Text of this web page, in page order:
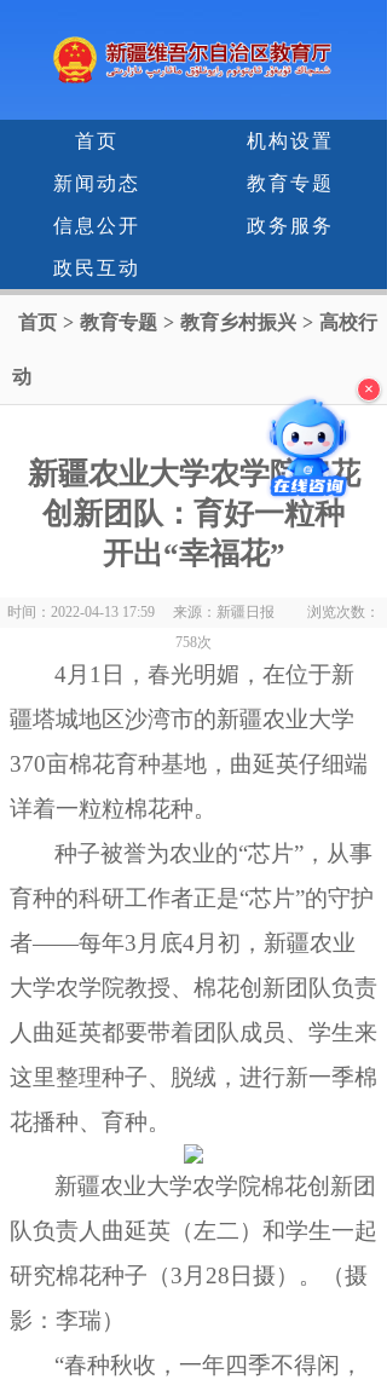
首页 机构设置
新闻动态 教育专题
信息公开 政务服务
政民互动
首页 > 教育专题 > 教育乡村振兴 > 高校行
动
新疆农业大学农学院棉花
创新团队：育好一粒种
开出“幸福花”
时间：2022-04-13 17:59 来源：新疆日报 浏览次数：
758次
4月1日 ，春光明媚，在位于新
疆塔城地区沙湾市的新疆农业大学
370亩棉花育种基地 ， 曲延英仔细端
详着一粒粒棉花种。
种子被誉为农业的“芯片” ， 从事
育种的科研工作者正是“芯片”的守护
者——每年3月底4月初，新疆农业
大学农学院教授、棉花创新团队负责
人曲延英都要带着团队成员、学生来
这里整理种子、脱绒 ， 进行新一季棉
花播种、育种。
新疆农业大学农学院棉花创新团
队负责人曲延英（左二）和学生一起
研究棉花种子（3月28日摄） 。
（摄
影：李瑞）
“春种秋收 ， 一年四季不得闲，
×